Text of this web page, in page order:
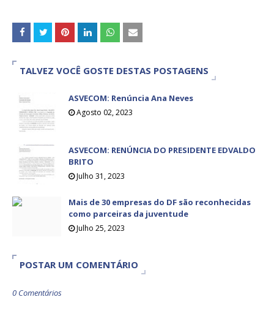
TALVEZ VOCÊ GOSTE DESTAS POSTAGENS
ASVECOM: Renúncia Ana Neves
Agosto 02, 2023
ASVECOM: RENÚNCIA DO PRESIDENTE EDVALDO
BRITO
Julho 31, 2023
Mais de 30 empresas do DF são reconhecidas
como parceiras da juventude
Julho 25, 2023
POSTAR UM COMENTÁRIO
0 Comentários